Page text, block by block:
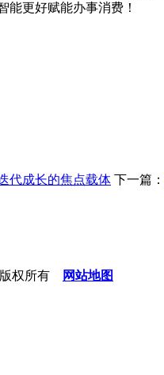
能更好赋能办事消费！
代成长的焦点载体 下一篇：
权所有 网站地图